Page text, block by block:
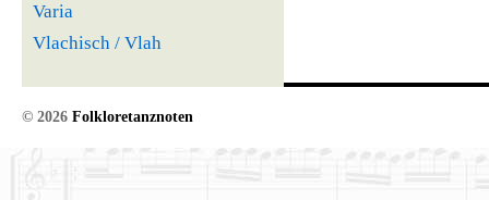
Varia
Vlachisch / Vlah
© 2026 Folkloretanznoten